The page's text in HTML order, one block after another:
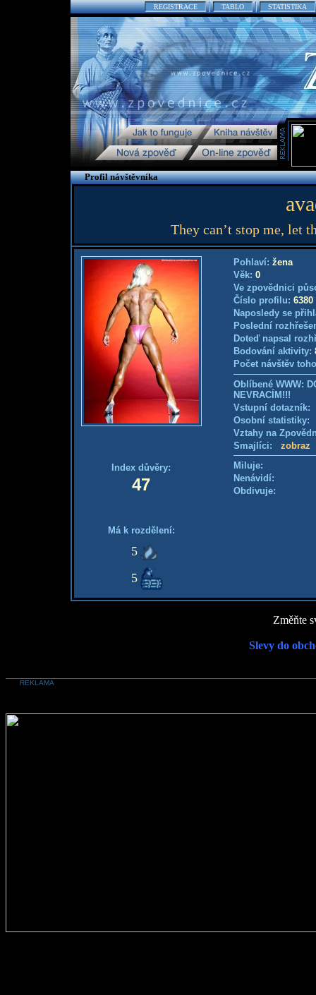
REGISTRACE TABLO STATISTIKA
Profil návštěvníka
They can’t stop me, let
Index důvěry:
47
Má k rozdělení:
5
5
Pohlaví: žena
Věk: 0
Ve zpovědnici
Číslo profilu: 6380
Naposledy se
Poslední
Doteď napsal
Bodování aktivity:
Počet návštěv
Oblíbené WWW:
NEVRACÍM!!!
Vstupní
Osobní
Vztahy na
Smajlíci: zobraz
Miluje:
Nenávidí:
Obdivuje:
Změňte
Slevy do
REKLAMA